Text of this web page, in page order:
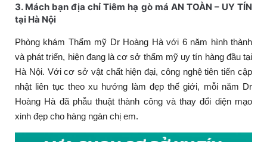
3. Mách bạn địa chỉ Tiêm hạ gò má AN TOÀN – UY TÍN
tại Hà Nội
Phòng khám Thẩm mỹ Dr Hoàng Hà với 6 năm hình thành
và phát triển, hiện đang là cơ sở thẩm mỹ uy tín hàng đầu tại
Hà Nội. Với cơ sở vật chất hiện đại, công nghệ tiên tiến cập
nhật liên tục theo xu hướng làm đẹp thế giới, mỗi năm Dr
Hoàng Hà đã phẫu thuật thành công và thay đổi diện mạo
xinh đẹp cho hàng ngàn chị em.